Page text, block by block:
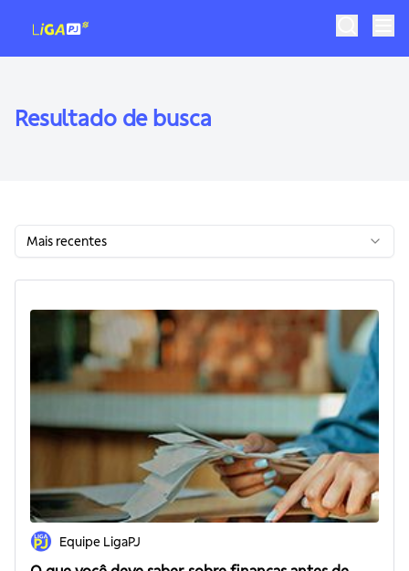
Resultado de busca
Mais recentes
Equipe LigaPJ